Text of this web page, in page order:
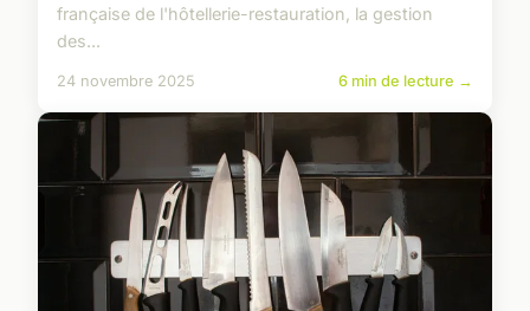
française de l'hôtellerie-restauration, la gestion
des...
24 novembre 2025 6 min de lecture →